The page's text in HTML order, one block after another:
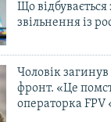
Що
звільнення із
Чоловік
фронт. «Це
операторка FPV